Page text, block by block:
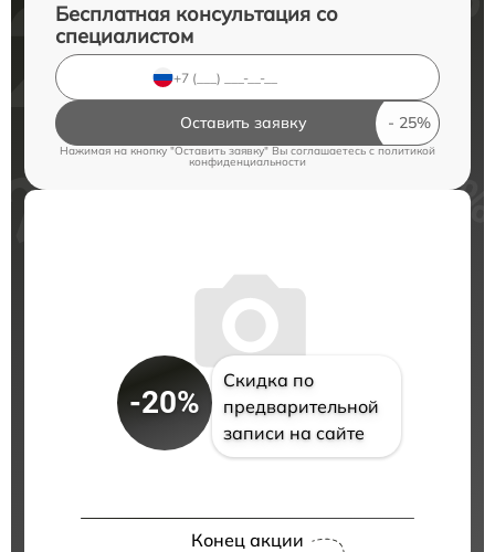
Бесплатная консультация со
специалистом
Оставить заявку
Нажимая на кнопку "Оставить заявку" Вы соглашаетесь cполитикой
конфиденциальности
-20%
Скидка по
предварительной
записи на сайте
Конец акции